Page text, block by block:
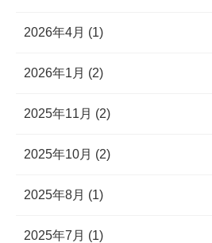
2026年4月 (1)
2026年1月 (2)
2025年11月 (2)
2025年10月 (2)
2025年8月 (1)
2025年7月 (1)